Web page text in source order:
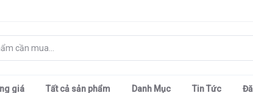
giá Tất cả sản phẩm Danh Mục Tin Tức